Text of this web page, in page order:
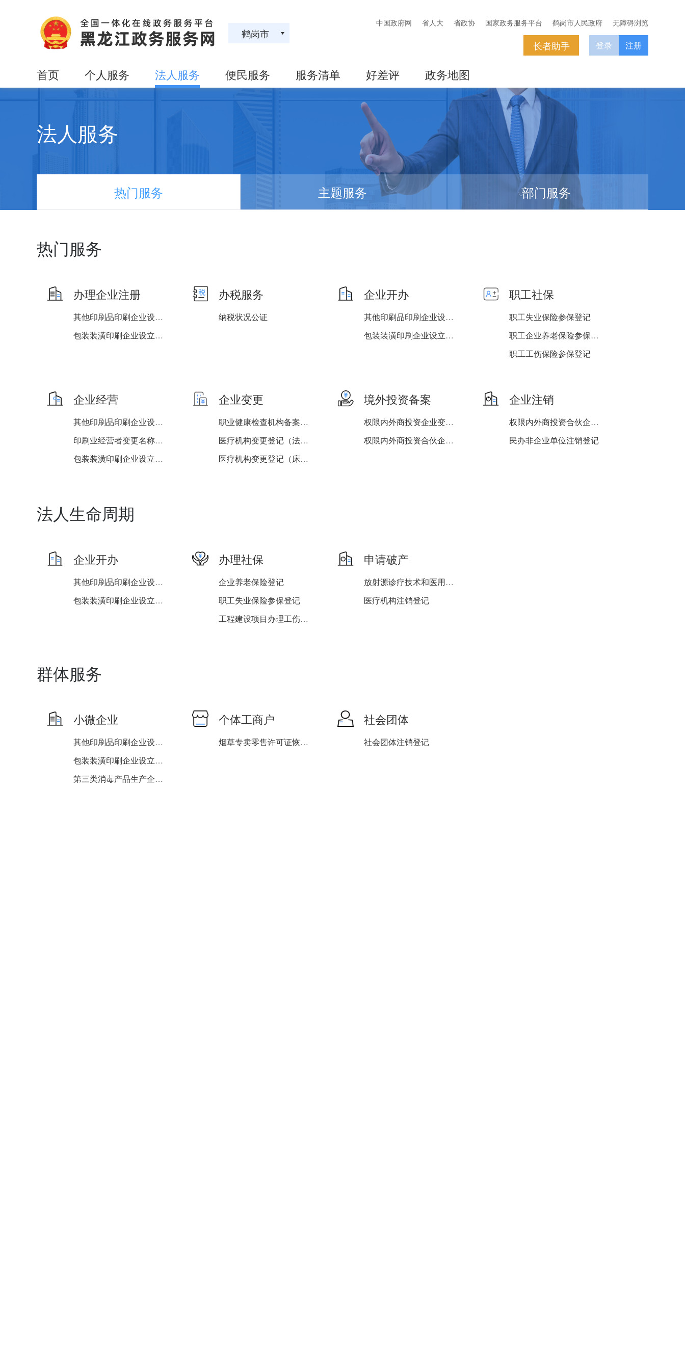
鹤岗市
中国政府网 省人大 省政协 国家政务服务平台 鹤岗市人民政府 无障碍浏览
首页 个人服务 法人服务 便民服务 服务清单 好差评 政务地图
登录 注册
长者助手
法人服务
热门服务 主题服务 部门服务
热门服务
办理企业注册
其他印刷品印刷企业设立、...
包装装潢印刷企业设立、变...
办税服务
纳税状况公证
企业开办
其他印刷品印刷企业设立、...
包装装潢印刷企业设立、变...
职工社保
职工失业保险参保登记
职工企业养老保险参保登记
职工工伤保险参保登记
企业经营
其他印刷品印刷企业设立、...
印刷业经营者变更名称、法...
包装装潢印刷企业设立、变...
企业变更
职业健康检查机构备案（变...
医疗机构变更登记（法定代...
医疗机构变更登记（床位（...
包装装潢印刷企业设立、变...
境外投资备案
权限内外商投资企业变更（...
权限内外商投资合伙企业变...
企业注销
权限内外商投资合伙企业注...
民办非企业单位注销登记
法人生命周期
企业开办
其他印刷品印刷企业设立、...
包装装潢印刷企业设立、变...
办理社保
企业养老保险登记
职工失业保险参保登记
工程建设项目办理工伤保险...
申请破产
放射源诊疗技术和医用辐射...
医疗机构注销登记
群体服务
小微企业
其他印刷品印刷企业设立、...
包装装潢印刷企业设立、变...
第三类消毒产品生产企业（...
个体工商户
烟草专卖零售许可证恢复营...
社会团体
社会团体注销登记